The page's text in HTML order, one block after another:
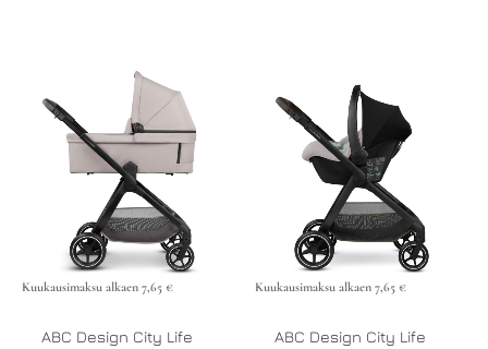
Kuukausimaksu alkaen 7,65 €
ABC Design City Life
Kuukausimaksu alkaen 7,65 €
ABC Design City Life